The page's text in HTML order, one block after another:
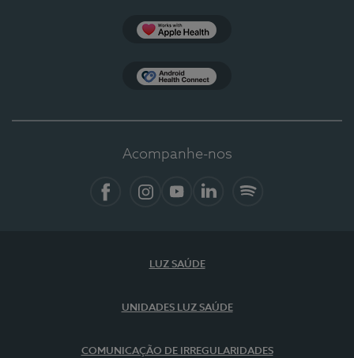
Acompanhe-nos
LUZ SAÚDE
UNIDADES LUZ SAÚDE
COMUNICAÇÃO DE IRREGULARIDADES